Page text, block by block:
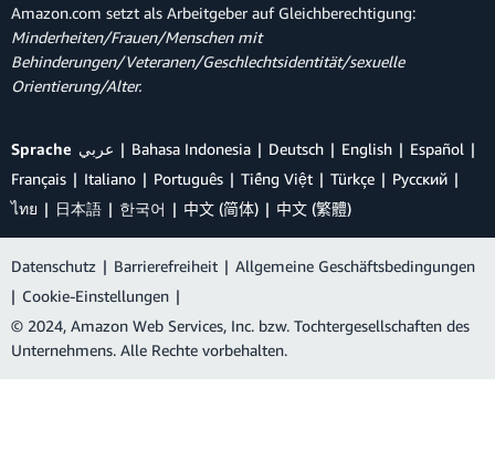
Amazon.com setzt als Arbeitgeber auf Gleichberechtigung:
Minderheiten/Frauen/Menschen mit
Behinderungen/Veteranen/Geschlechtsidentität/sexuelle
Orientierung/Alter.
Sprache عربي Bahasa Indonesia Deutsch English
Español
Français
Italiano Português Tiếng Việt Türkçe
Ρусский
ไทย
日本語 한국어 中文 (简体) 中文 (繁體)
Datenschutz | Barrierefreiheit | Allgemeine Geschäftsbedingungen
| Cookie-Einstellungen |
© 2024, Amazon Web Services, Inc. bzw. Tochtergesellschaften des
Unternehmens. Alle Rechte vorbehalten.